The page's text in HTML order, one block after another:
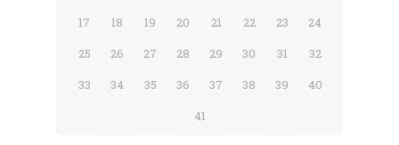
17
18 19 20 21 22 23
24
25
26 27 28 29 30 31
32
33
34 35 36 37 38 39
40
41